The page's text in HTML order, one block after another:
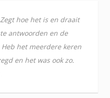
hoe het is en draait
antwoorden en de
het meerdere keren
en het was ook zo.